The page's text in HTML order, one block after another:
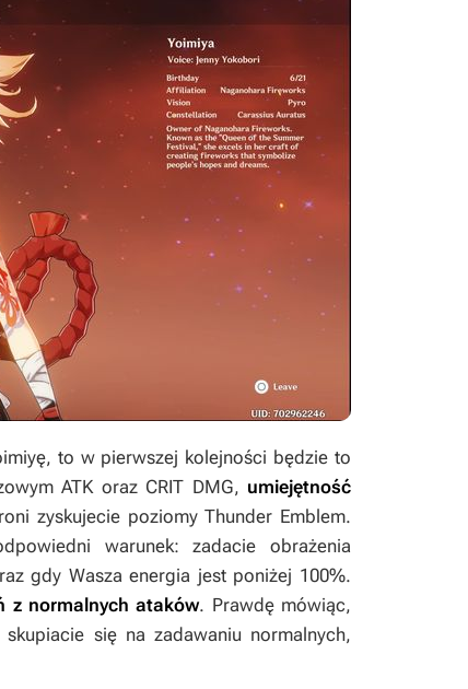
to w pierwszej kolejności będzie to
ATK oraz CRIT DMG, umiejętność
zyskujecie poziomy Thunder Emblem.
warunek: zadacie obrażenia
gdy Wasza energia jest poniżej 100%.
z normalnych ataków. Prawdę mówiąc,
się na zadawaniu normalnych,